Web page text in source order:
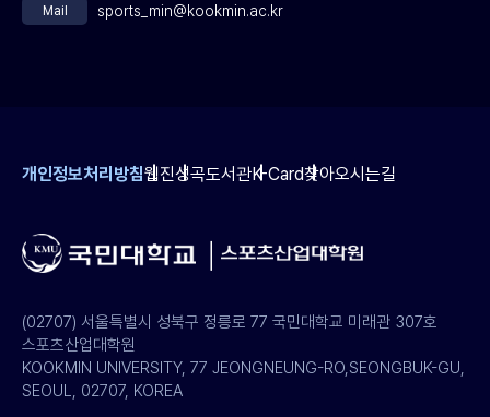
개인정보처리방침웹진성곡도서관K-Card찾아오시는길
(02707) 서울특별시 성북구 정릉로 77 국민대학교 미래관 307호
스포츠산업대학원
KOOKMIN UNIVERSITY, 77 JEONGNEUNG-RO,SEONGBUK-GU,
SEOUL, 02707, KOREA
Mail sports_min@kookmin.ac.kr